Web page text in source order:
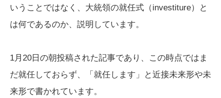
いうことではなく、大統領の就任式（investiture）と
は何であるのか、説明しています。
1月20日の朝投稿された記事であり、この時点ではま
だ就任しておらず、「就任します」と近接未来形や未
来形で書かれています。